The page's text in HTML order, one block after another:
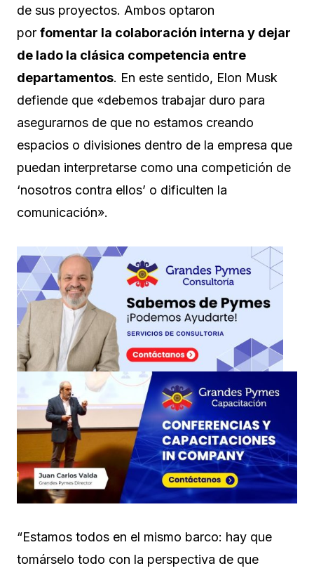
de sus proyectos. Ambos optaron
por fomentar la colaboración interna y dejar
de lado la clásica competencia entre
departamentos. En este sentido, Elon Musk
defiende que «debemos trabajar duro para
asegurarnos de que no estamos creando
espacios o divisiones dentro de la empresa que
puedan interpretarse como una competición de
‘nosotros contra ellos’ o dificulten la
comunicación».
“Estamos todos en el mismo barco: hay que
tomárselo todo con la perspectiva de que